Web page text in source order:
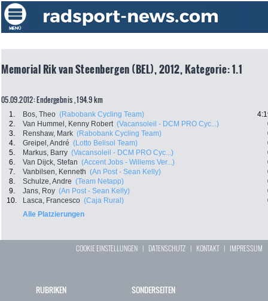
Memorial Rik van Steenbergen (BEL), 2012, Kategorie: 1.1
05.09.2012: Endergebnis , 194.9 km
1. Bos, Theo (Rabobank Cycling Team)
2.
Van Hummel, Kenny Robert (Vacansoleil - DCM PRO Cyc...)
3.
Renshaw, Mark (Rabobank Cycling Team)
4.
Greipel, André (Lotto Belisol Team)
5.
Markus, Barry (Vacansoleil - DCM PRO Cyc...)
6.
Van Dijck, Stefan (Accent Jobs - Willems Ver...)
7.
Vanbilsen, Kenneth (An Post - Sean Kelly)
8.
Schulze, Andre (Team Netapp)
9.
Jans, Roy (An Post - Sean Kelly)
10.
Lasca, Francesco (Caja Rural)
Alle Platzierungen
COOKIE EINSTELLUNGEN | DATENSCHUTZ | KONTAKT| IMPRESSUM
RUBRIKEN SONDERSEITEN